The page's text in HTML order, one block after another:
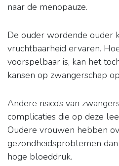
naar de menopauze.
De ouder wordende ouder
vruchtbaarheid ervaren.
voorspelbaar is, kan het
kansen op zwangerschap
Andere risico’s van
complicaties die op deze
Oudere vrouwen hebben
gezondheidsproblemen
hoge bloeddruk.